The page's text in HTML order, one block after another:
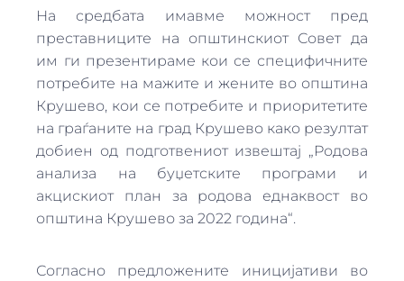
На средбата имавме можност пред
преставниците на општинскиот Совет да
им ги презентираме кои се специфичните
потребите на мажите и жените во општина
Крушево, кои се потребите и приоритетите
на граѓаните на град Крушево како резултат
добиен од подготвениот извештај „Родова
анализа на буџетските програми и
акцискиот план за родова еднаквост во
општина Крушево за 2022 година“.
Согласно предложените иницијативи во